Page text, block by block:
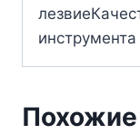
инструмента
Похожие